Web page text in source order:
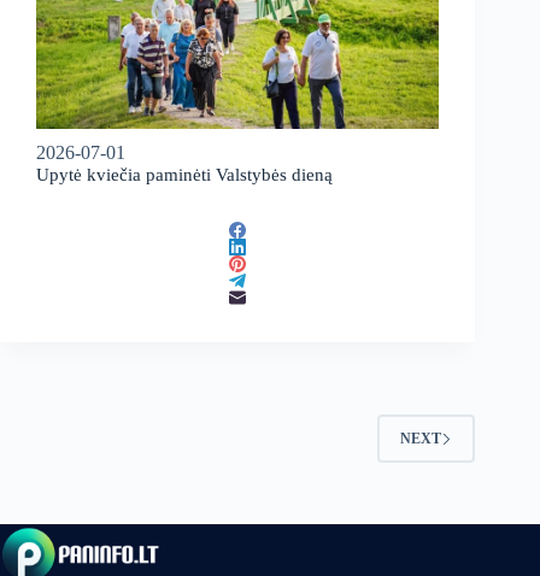
2026-07-01
Upytė kviečia paminėti Valstybės dieną
NEXT